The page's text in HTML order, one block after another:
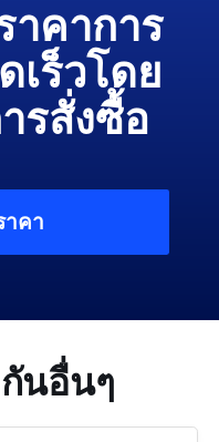
าคาการ
เร็วโดย
รสั่งซื้อ
าคา
นอื่นๆ